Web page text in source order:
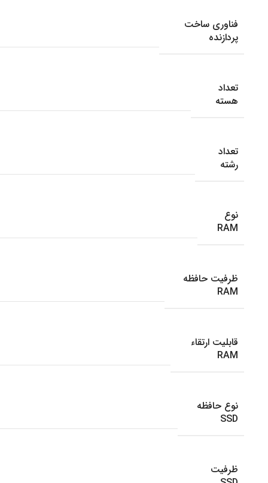
فناوری ساخت
پردازنده
تعداد
هسته
تعداد
رشته
نوع
RAM
ظرفیت حافظه
RAM
قابلیت ارتقاء
RAM
نوع حافظه
SSD
ظرفیت